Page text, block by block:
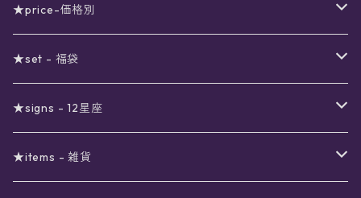
★price-価格別
セール
真夜中のSALE
予約限定SALE
〜1000円
〜2000円
★set - 福袋
12星座福袋
星の市福袋
★signs - 12星座
12星座ギフトセット
★items - 雑貨